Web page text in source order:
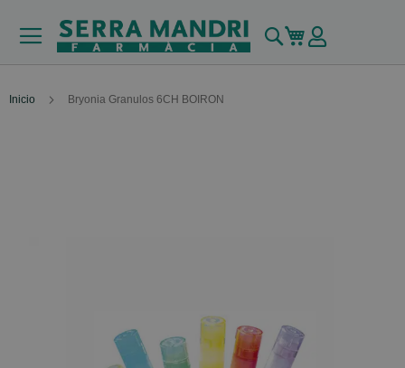
Buscar
Mi carrito
Inicio Bryonia Granulos 6CH BOIRON